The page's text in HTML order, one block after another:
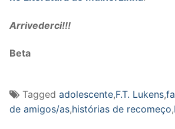
Arrivederci!!!
Beta
Tagged adolescente,F.T. Lukens,
de amigos/as,histórias de recomeço,